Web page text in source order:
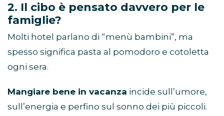
2. Il cibo è pensato davvero per le
famiglie?
Molti hotel parlano di “menù bambini”, ma
spesso significa pasta al pomodoro e cotoletta
ogni sera.
Mangiare bene in vacanza incide sull ’umore,
sull ’energia e perfino sul sonno dei più piccoli.